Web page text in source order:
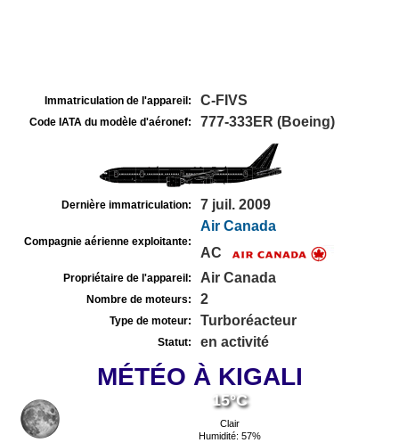
Immatriculation de l'appareil: C-FIVS
Code IATA du modèle d'aéronef: 777-333ER (Boeing)
Dernière immatriculation: 7 juil. 2009
Compagnie aérienne exploitante:
Air Canada
AC
Propriétaire de l'appareil: Air Canada
Nombre de moteurs: 2
Type de moteur: Turboréacteur
Statut: en activité
MÉTÉO À KIGALI
15°C
Clair
Humidité: 57%